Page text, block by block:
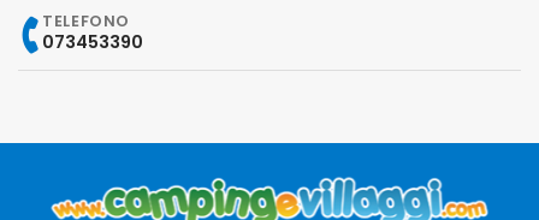
TELEFONO
073453390